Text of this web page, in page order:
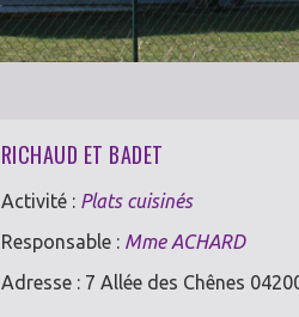
RICHAUD ET BADET
Activité : Plats cuisinés
Responsable : Mme ACHARD
Adresse : 7 Allée des Chênes